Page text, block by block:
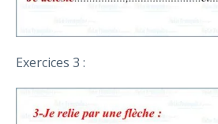
Exercices 3 :